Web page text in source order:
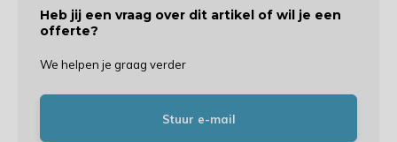
Heb jij een vraag over dit artikel of wil je een
offerte?
We helpen je graag verder
Stuur e-mail